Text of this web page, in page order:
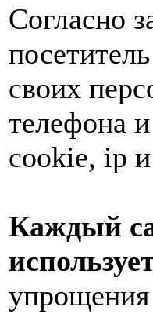
Согласно
своих
телефона
cookie, ip и
Каждый
упрощения